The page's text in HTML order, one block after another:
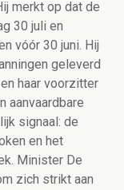
merkt op dat de
30 juli en
vóór 30 juni. Hij
geleverd
haar voorzitter
aanvaardbare
signaal: de
en het
Minister De
zich strikt aan